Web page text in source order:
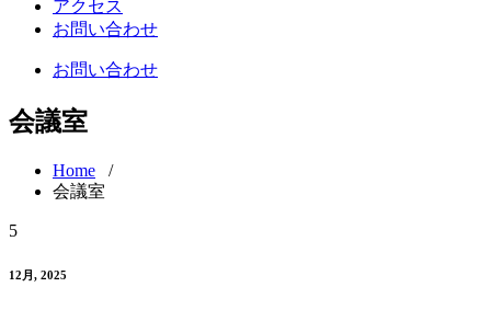
アクセス
お問い合わせ
お問い合わせ
会議室
Home /
会議室
5
12月, 2025